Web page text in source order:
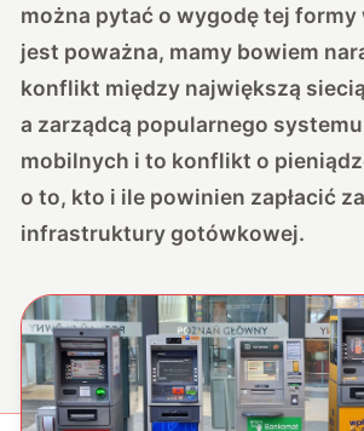
można pytać o wygodę tej formy
jest poważna, mamy bowiem
konflikt między największą
a zarządcą popularnego
mobilnych i to konflikt o
o to, kto i ile powinien zapłacić
infrastruktury gotówkowej.